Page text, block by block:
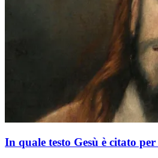
In quale testo Gesù è citato